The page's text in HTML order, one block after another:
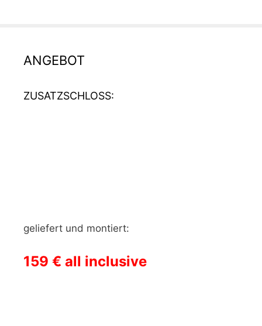
ANGEBOT
ZUSATZSCHLOSS:
geliefert und montiert:
159 € all inclusive